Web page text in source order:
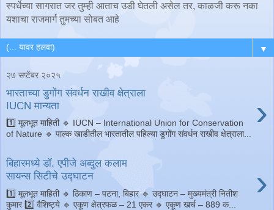
स्पर्धेच्या सागरात जर तुम्ही आताच उडी घेतली असेल तर, काळजी करू नका
यशाचा राजमार्ग तुमच्या सोबत आहे
▼
२७ सप्टेंबर २०२५
भारताच्या डुगोंग संवर्धन राखीव क्षेत्राला
IUCN मान्यता
›
1️⃣ मूलभूत माहिती 🔹 IUCN – International Union for Conservation
of Nature 🔹 पाल्क खाडीतील भारतातील पहिल्या डुगोंग संवर्धन राखीव क्षेत्राला...
बिहारमध्ये डॉ. एपीजे अब्दुल कलाम
सायन्स सिटीचे उद्घाटन
›
1️⃣ मूलभूत माहिती 🔹 ठिकाण – पटना, बिहार 🔹 उद्घाटन – मुख्यमंत्री नितीश
कुमार 2️⃣ वैशिष्ट्ये 🔹 एकूण क्षेत्रफळ – 21 एकर 🔹 एकूण खर्च – 889 क...